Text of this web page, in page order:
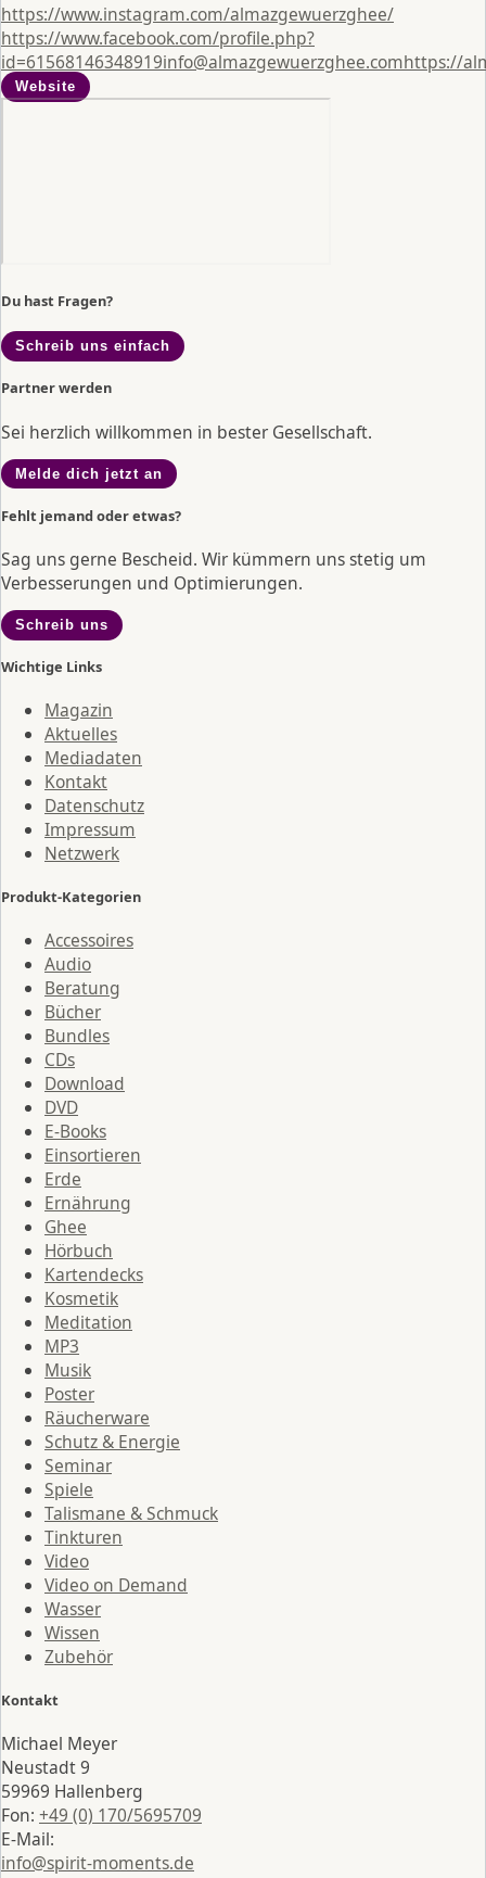
https://www.instagram.com/almazgewuerzghee/
https://www.facebook.com/profile.php?
id=61568146348919info@almazgewuerzghee.comhttps://
Website
Du hast Fragen?
Schreib uns einfach
Partner werden
Sei herzlich willkommen in bester Gesellschaft.
Melde dich jetzt an
Fehlt jemand oder etwas?
Sag uns gerne Bescheid. Wir kümmern uns stetig um
Verbesserungen und Optimierungen.
Schreib uns
Wichtige Links
Magazin
Aktuelles
Mediadaten
Kontakt
Datenschutz
Impressum
Netzwerk
Produkt-Kategorien
Accessoires
Audio
Beratung
Bücher
Bundles
CDs
Download
DVD
E-Books
Einsortieren
Erde
Ernährung
Ghee
Hörbuch
Kartendecks
Kosmetik
Meditation
MP3
Musik
Poster
Räucherware
Schutz & Energie
Seminar
Spiele
Talismane & Schmuck
Tinkturen
Video
Video on Demand
Wasser
Wissen
Zubehör
Kontakt
Michael Meyer
Neustadt 9
59969 Hallenberg
Fon: +49 (0) 170/5695709
E-Mail:
info@spirit-moments.de